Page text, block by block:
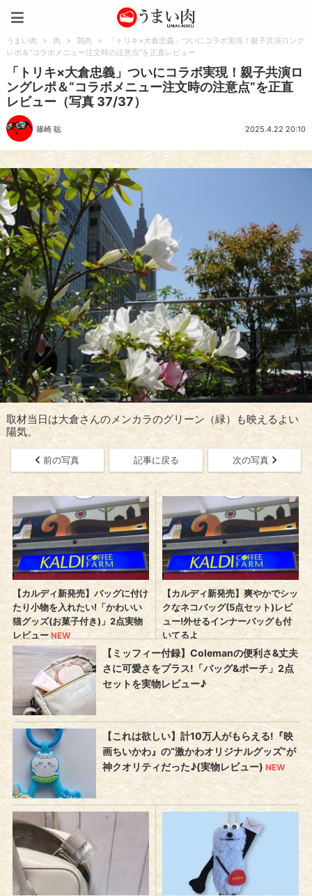
うまい肉 > 肉 > 鶏肉 >
「トリキ×大倉忠義」ついにコラボ実現！親子共演ロング
レポ＆“コラボメニュー注文時の注意点”を正直レビュー
「トリキ×大倉忠義」ついにコラボ実現！親子共演ロ
ングレポ＆“コラボメニュー注文時の注意点”を正直
レビュー（写真 37/37）
篠崎 聡 2025.4.22 20:10
取材当日は大倉さんのメンカラのグリーン（緑）も映えるよい
陽気。
前の写真 記事に戻る 次の写真